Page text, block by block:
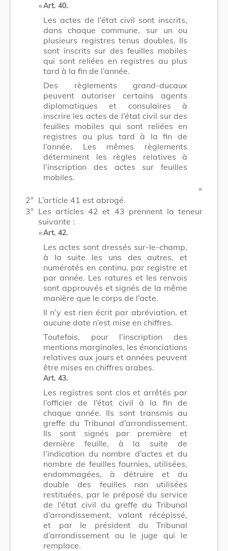
​ «Art. 40.
Les actes de l’état civil sont inscrits,
dans chaque commune, sur un ou
plusieurs registres tenus doubles. Ils
sont inscrits sur des feuilles mobiles
qui sont reliées en registres au plus
tard à la fin de l’année.
Des règlements grand-ducaux
peuvent autoriser certains agents
diplomatiques et consulaires à
inscrire les actes de l’état civil sur des
feuilles mobiles qui sont reliées en
registres au plus tard à la fin de
l’année. Les mêmes règlements
déterminent les règles relatives à
l’inscription des actes sur feuilles
mobiles.
​ »
2° L’article 41 est abrogé.
3° Les articles 42 et 43 prennent la teneur
suivante :
​ «Art. 42.
Les actes sont dressés sur-le-champ,
à la suite les uns des autres, et
numérotés en continu, par registre et
par année. Les ratures et les renvois
sont approuvés et signés de la même
manière que le corps de l’acte.
Il n’y est rien écrit par abréviation, et
aucune date n’est mise en chiffres.
Toutefois, pour l’inscription des
mentions marginales, les énonciations
relatives aux jours et années peuvent
être mises en chiffres arabes.
Art. 43.
Les registres sont clos et arrêtés par
l’officier de l’état civil à la fin de
chaque année. Ils sont transmis au
greffe du Tribunal d’arrondissement.
Ils sont signés par première et
dernière feuille, à la suite de
l’indication du nombre d’actes et du
nombre de feuilles fournies, utilisées,
endommagées, à détruire et du
double des feuilles non utilisées
restituées, par le préposé du service
de l’état civil du greffe du Tribunal
d’arrondissement, valant récépissé,
et par le président du Tribunal
d’arrondissement ou le juge qui le
remplace.